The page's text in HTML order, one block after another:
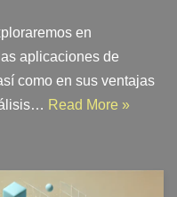
en
aplicaciones de
como en sus ventajas
Read More »